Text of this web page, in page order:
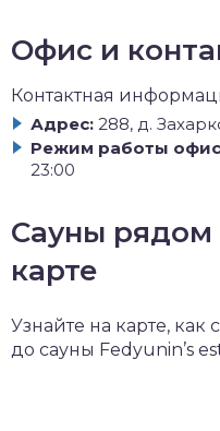
Офис и
Контактная
Адрес: 288, д.
Режим работы
23:00
Сауны рядом
карте
Узнайте на карте, как
до сауны Fedyunin’s